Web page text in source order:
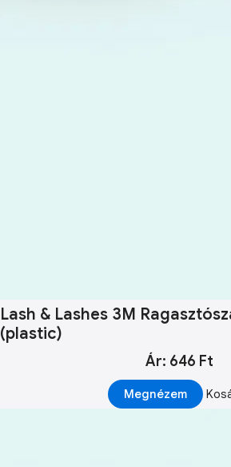
Lash & Lashes 3M
(plastic)
Ár: 646 Ft
Megnézem